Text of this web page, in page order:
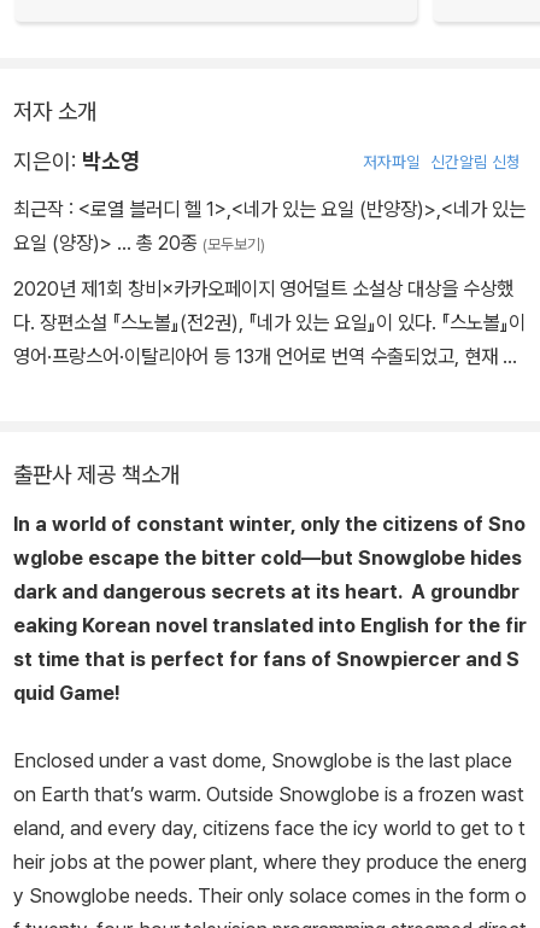
저자 소개
지은이: 박소영 저자파일 신간알림 신청
최근작 : <로열 블러디 헬 1>,<네가 있는 요일 (반양장)>,<네가 있는
요일 (양장)> … 총 20종 (모두보기)
2020년 제1회 창비×카카오페이지 영어덜트 소설상 대상을 수상했
다. 장편소설 『스노볼』(전2권), 『네가 있는 요일』이 있다. 『스노볼』이
영어·프랑스어·이탈리아어 등 13개 언어로 번역 수출되었고, 현재 영
출판사 제공 책소개
In a world of constant winter, only the citizens of Sno
wglobe escape the bitter cold—but Snowglobe hides
dark and dangerous secrets at its heart. A groundbr
eaking Korean novel translated into English for the fir
st time that is perfect for fans of Snowpiercer and S
quid Game!
Enclosed under a vast dome, Snowglobe is the last place
on Earth that’s warm. Outside Snowglobe is a frozen wast
eland, and every day, citizens face the icy world to get to t
heir jobs at the power plant, where they produce the energ
y Snowglobe needs. Their only solace comes in the form o